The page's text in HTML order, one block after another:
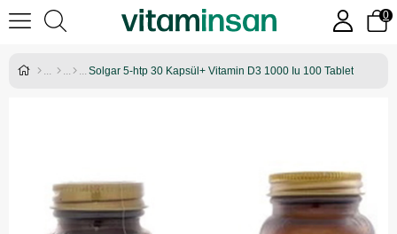
0
Solgar 5-htp 30 Kapsül+ Vitamin D3 1000 Iu 100 Tablet